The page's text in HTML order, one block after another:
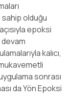
sahip olduğu
epoksi
kalıcı,
sonrası
da Yön Epoksi